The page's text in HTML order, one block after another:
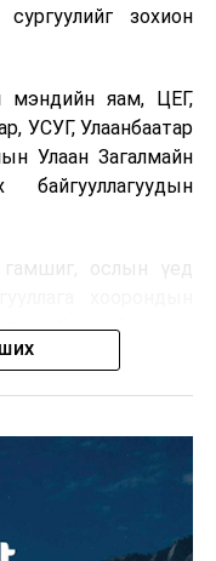
зохион
мэндийн яам, ЦЕГ,
УСУГ, Улаанбаатар
Улаан Загалмайн
гамшиг, ослын үед
бэлэн байдлыг